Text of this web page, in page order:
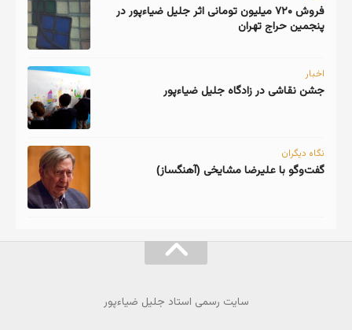
فروش ۷۲۰ میلیون تومانی اثر جلیل ضیاءپور در
پنجمین حراج تهران
اخبار
جشن نقاشی در زادگاه جلیل ضیاءپور
نگاه دیگران
گفت‌وگو با علیرضا مشایخی (آهنگساز)
سایت رسمی استاد جلیل ضیاءپور